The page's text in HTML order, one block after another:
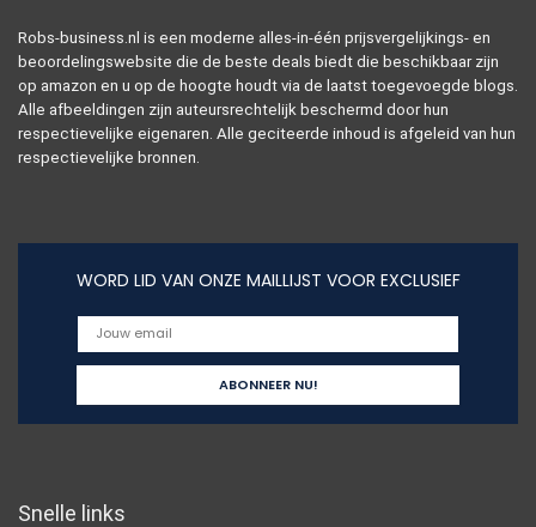
Robs-business.nl is een moderne alles-in-één prijsvergelijkings- en
beoordelingswebsite die de beste deals biedt die beschikbaar zijn
op amazon en u op de hoogte houdt via de laatst toegevoegde blogs.
Alle afbeeldingen zijn auteursrechtelijk beschermd door hun
respectievelijke eigenaren. Alle geciteerde inhoud is afgeleid van hun
respectievelijke bronnen.
WORD LID VAN ONZE MAILLIJST VOOR EXCLUSIEF
Snelle links